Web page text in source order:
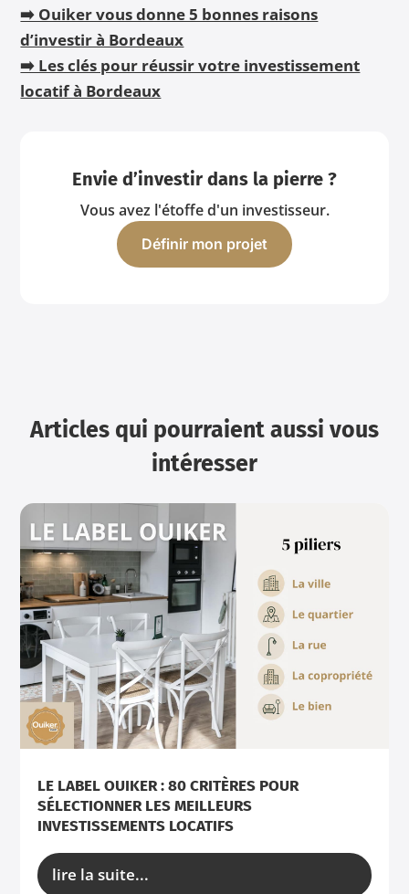
➡️ Ouiker vous donne 5 bonnes raisons
d’investir à Bordeaux
➡️ Les clés pour réussir votre investissement
locatif à Bordeaux
Envie d’investir dans la pierre ?
Vous avez l'étoffe d'un investisseur.
Définir mon projet
Articles qui pourraient aussi vous
intéresser
LE LABEL OUIKER : 80 CRITÈRES POUR
SÉLECTIONNER LES MEILLEURS
INVESTISSEMENTS LOCATIFS
lire la suite...